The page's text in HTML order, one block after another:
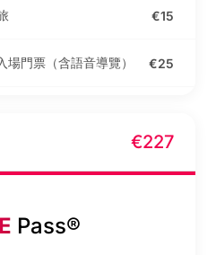
€15
門票（含語音導覽） €25
Show 現場演出 €42
轉苦行僧表演入場門票
€227
Pass®